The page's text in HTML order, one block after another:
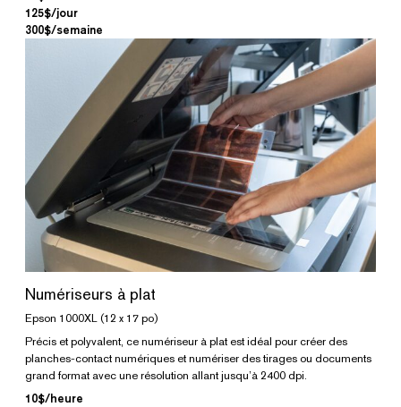
125$/jour
300$/semaine
Numériseurs à plat
Epson 1000XL (12 x 17 po)
Précis et polyvalent, ce numériseur à plat est idéal pour créer des
planches-contact numériques et numériser des tirages ou documents
grand format avec une résolution allant jusqu’à 2400 dpi.
10$/heure